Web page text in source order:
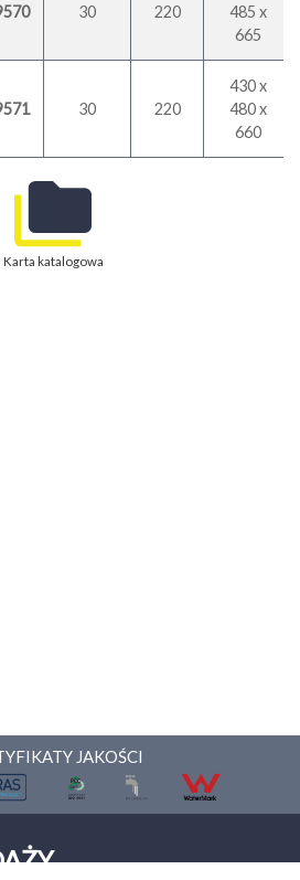
30 220
485 x
665
30 220
430 x
480 x
660
Karta katalogowa
JAKOŚCI